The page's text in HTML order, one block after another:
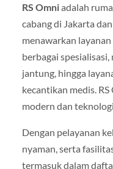
RS Omniadalah
cabang di Jakarta
menawarkan
berbagai
jantung, hingga
kecantikan medis.
modern dan
Dengan pelayanan
nyaman, serta
termasuk dalam